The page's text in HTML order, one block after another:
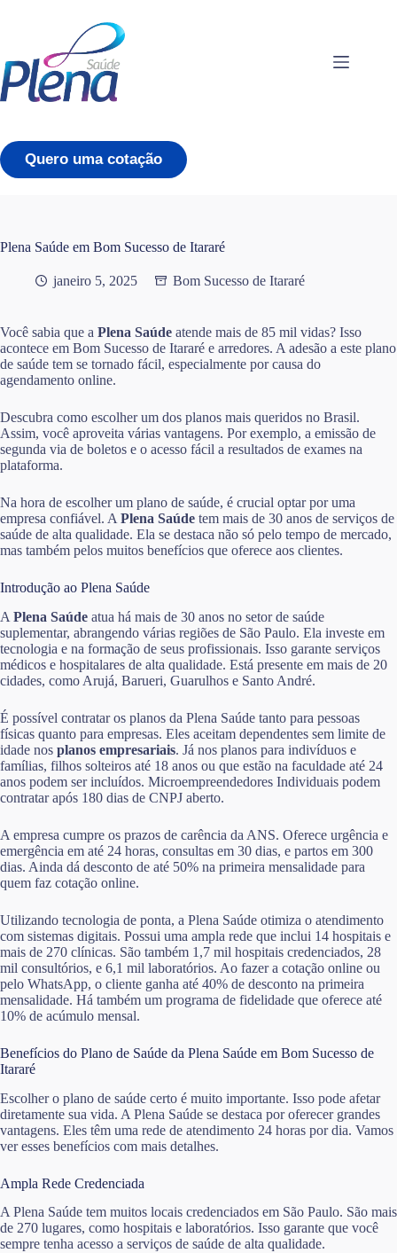
conteúdo
Quero uma cotação
Plena Saúde em Bom Sucesso de Itararé
janeiro 5, 2025 Bom Sucesso de Itararé
Você sabia que a Plena Saúde atende mais de 85 mil vidas? Isso
acontece em Bom Sucesso de Itararé e arredores. A adesão a este plano
de saúde tem se tornado fácil, especialmente por causa do
agendamento online.
Descubra como escolher um dos planos mais queridos no Brasil.
Assim, você aproveita várias vantagens. Por exemplo, a emissão de
segunda via de boletos e o acesso fácil a resultados de exames na
plataforma.
Na hora de escolher um plano de saúde, é crucial optar por uma
empresa confiável. A Plena Saúde tem mais de 30 anos de serviços de
saúde de alta qualidade. Ela se destaca não só pelo tempo de mercado,
mas também pelos muitos benefícios que oferece aos clientes.
Introdução ao Plena Saúde
A Plena Saúde atua há mais de 30 anos no setor de saúde
suplementar, abrangendo várias regiões de São Paulo. Ela investe em
tecnologia e na formação de seus profissionais. Isso garante serviços
médicos e hospitalares de alta qualidade. Está presente em mais de 20
cidades, como Arujá, Barueri, Guarulhos e Santo André.
É possível contratar os planos da Plena Saúde tanto para pessoas
físicas quanto para empresas. Eles aceitam dependentes sem limite de
idade nos planos empresariais. Já nos planos para indivíduos e
famílias, filhos solteiros até 18 anos ou que estão na faculdade até 24
anos podem ser incluídos. Microempreendedores Individuais podem
contratar após 180 dias de CNPJ aberto.
A empresa cumpre os prazos de carência da ANS. Oferece urgência e
emergência em até 24 horas, consultas em 30 dias, e partos em 300
dias. Ainda dá desconto de até 50% na primeira mensalidade para
quem faz cotação online.
Utilizando tecnologia de ponta, a Plena Saúde otimiza o atendimento
com sistemas digitais. Possui uma ampla rede que inclui 14 hospitais e
mais de 270 clínicas. São também 1,7 mil hospitais credenciados, 28
mil consultórios, e 6,1 mil laboratórios. Ao fazer a cotação online ou
pelo WhatsApp, o cliente ganha até 40% de desconto na primeira
mensalidade. Há também um programa de fidelidade que oferece até
10% de acúmulo mensal.
Benefícios do Plano de Saúde da Plena Saúde em Bom Sucesso de
Itararé
Escolher o plano de saúde certo é muito importante. Isso pode afetar
diretamente sua vida. A Plena Saúde se destaca por oferecer grandes
vantagens. Eles têm uma rede de atendimento 24 horas por dia. Vamos
ver esses benefícios com mais detalhes.
Ampla Rede Credenciada
A Plena Saúde tem muitos locais credenciados em São Paulo. São mais
de 270 lugares, como hospitais e laboratórios. Isso garante que você
sempre tenha acesso a serviços de saúde de alta qualidade.